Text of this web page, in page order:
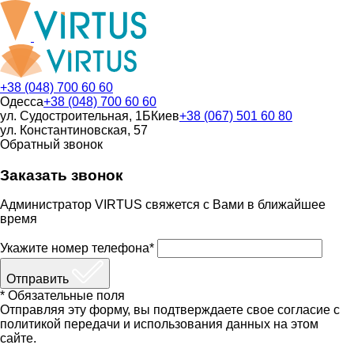
+38 (048) 700 60 60
Одесса+38 (048) 700 60 60
ул. Судостроительная, 1БКиев+38 (067) 501 60 80
ул. Константиновская, 57
Обратный звонок
Заказать звонок
Администратор VIRTUS свяжется с Вами в ближайшее
время
Укажите номер телефона*
Отправить
* Обязательные поля
Отправляя эту форму, вы подтверждаете свое согласие с
политикой передачи и использования данных на этом
сайте.